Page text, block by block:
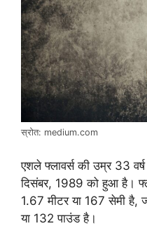
स्रोत: medium.com
एशले फ्लावर्स की उम्र 33
दिसंबर, 1989 को हुआ है।
1.67 मीटर या 167 सेमी है,
या 132 पाउंड है।